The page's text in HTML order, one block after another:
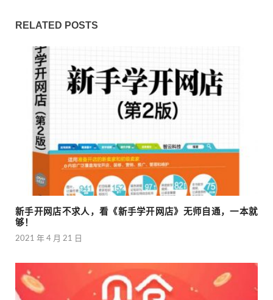
RELATED POSTS
新手开网店不求人，看《新手学开网店》无师自通，一本就
够！
2021 年 4 月 21 日